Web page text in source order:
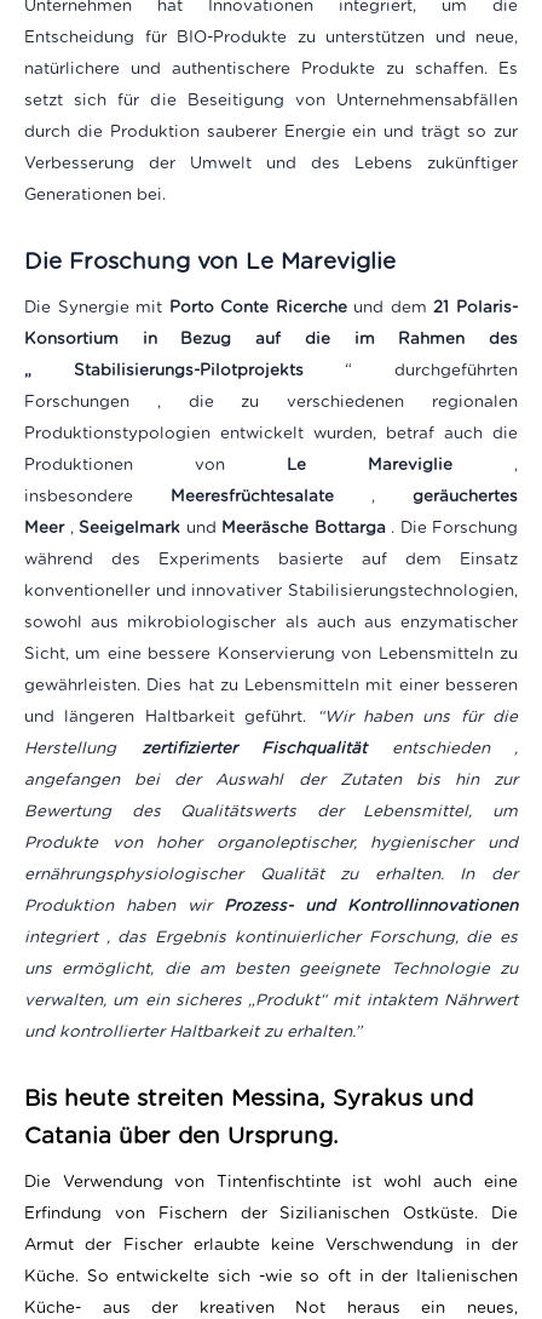
Unternehmen hat Innovationen integriert, um die
Entscheidung für BIO-Produkte zu unterstützen und neue,
natürlichere und authentischere Produkte zu schaffen. Es
setzt sich für die Beseitigung von Unternehmensabfällen
durch die Produktion sauberer Energie ein und trägt so zur
Verbesserung der Umwelt und des Lebens zukünftiger
Generationen bei.
Die Froschung von Le Mareviglie
Die Synergie mit Porto Conte Ricercheund dem 21 Polaris-
Konsortium in Bezug auf die im Rahmen des
„ Stabilisierungs-Pilotprojekts“ durchgeführten
Forschungen , die zu verschiedenen regionalen
Produktionstypologien entwickelt wurden, betraf auch die
Produktionen von Le Mareviglie ,
insbesondere Meeresfrüchtesalate , geräuchertes
Meer, Seeigelmark und Meeräsche Bottarga. Die Forschung
während des Experiments basierte auf dem Einsatz
konventioneller und innovativer Stabilisierungstechnologien,
sowohl aus mikrobiologischer als auch aus enzymatischer
Sicht, um eine bessere Konservierung von Lebensmitteln zu
gewährleisten. Dies hat zu Lebensmitteln mit einer besseren
und längeren Haltbarkeit geführt. “Wir haben uns für die
Herstellung zertifizierter Fischqualitätentschieden ,
angefangen bei der Auswahl der Zutaten bis hin zur
Bewertung des Qualitätswerts der Lebensmittel, um
Produkte von hoher organoleptischer, hygienischer und
ernährungsphysiologischer Qualität zu erhalten. In der
Produktion haben wir Prozess- und Kontrollinnovationen
integriert , das Ergebnis kontinuierlicher Forschung, die es
uns ermöglicht, die am besten geeignete Technologie zu
verwalten, um ein sicheres „Produkt“ mit intaktem Nährwert
und kontrollierter Haltbarkeit zu erhalten.”
Bis heute streiten Messina, Syrakus und
Catania über den Ursprung.
Die Verwendung von Tintenfischtinte ist wohl auch eine
Erfindung von Fischern der Sizilianischen Ostküste. Die
Armut der Fischer erlaubte keine Verschwendung in der
Küche. So entwickelte sich -wie so oft in der Italienischen
Küche- aus der kreativen Not heraus ein neues,